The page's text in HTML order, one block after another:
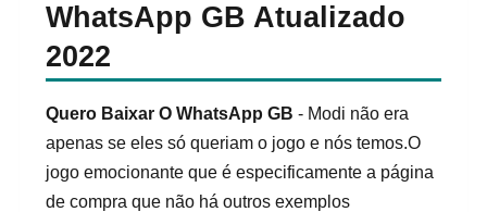
WhatsApp GB Atualizado
2022
Quero Baixar O WhatsApp GB - Modi não era
apenas se eles só queriam o jogo e nós temos.O
jogo emocionante que é especificamente a página
de compra que não há outros exemplos